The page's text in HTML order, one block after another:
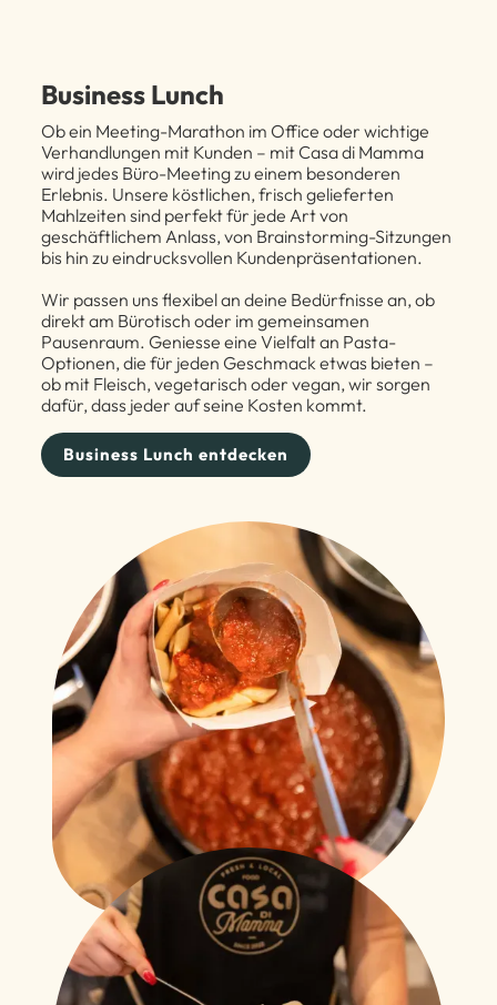
Business Lunch
Ob ein Meeting-Marathon im Office oder wichtige
Verhandlungen mit Kunden – mit Casa di Mamma
wird jedes Büro-Meeting zu einem besonderen
Erlebnis. Unsere köstlichen, frisch gelieferten
Mahlzeiten sind perfekt für jede Art von
geschäftlichem Anlass, von Brainstorming-Sitzungen
bis hin zu eindrucksvollen Kundenpräsentationen.
Wir passen uns flexibel an deine Bedürfnisse an, ob
direkt am Bürotisch oder im gemeinsamen
Pausenraum. Geniesse eine Vielfalt an Pasta-
Optionen, die für jeden Geschmack etwas bieten –
ob mit Fleisch, vegetarisch oder vegan, wir sorgen
dafür, dass jeder auf seine Kosten kommt.
Business Lunch entdecken